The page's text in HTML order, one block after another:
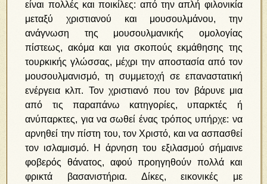
είναι πολλές και ποικίλες: από την απλή φιλονικία
μεταξύ χριστιανού και μουσουλμάνου, την
ανάγνωση της μουσουλμανικής ομολογίας
πίστεως, ακόμα και για σκοπούς εκμάθησης της
τουρκικής γλώσσας, μέχρι την αποστασία από τον
μουσουλμανισμό, τη συμμετοχή σε επαναστατική
ενέργεια κλπ. Τον χριστιανό που τον βάρυνε μια
από τις παραπάνω κατηγορίες, υπαρκτές ή
ανύπαρκτες, για να σωθεί ένας τρόπος υπήρχε: να
αρνηθεί την πίστη του, τον Χριστό, και να ασπασθεί
τον ισλαμισμό. Η άρνηση του εξιλασμού σήμαινε
φοβερός θάνατος, αφού προηγηθούν πολλά και
φρικτά βασανιστήρια. Δίκες, εικονικές με